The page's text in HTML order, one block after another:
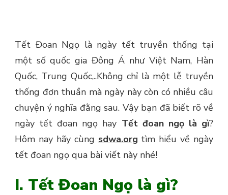
Tết Đoan Ngọ là ngày tết truyền thống tại
một số quốc gia Đông Á như Việt Nam, Hàn
Quốc, Trung Quốc,..Không chỉ là một lễ truyền
thống đơn thuần mà ngày này còn có nhiều câu
chuyện ý nghĩa đằng sau. Vậy bạn đã biết rõ về
ngày tết đoan ngọ hay Tết đoan ngọ là gì?
Hôm nay hãy cùng sdwa.org tìm hiểu về ngày
tết đoan ngọ qua bài viết này nhé!
I. Tết Đoan Ngọ là gì?